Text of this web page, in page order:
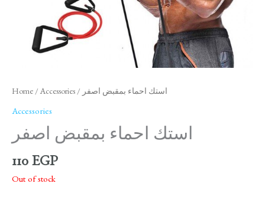
Home / Accessories / استك احماء بمقبض اصفر
Accessories
استك احماء بمقبض اصفر
110 EGP
Out of stock